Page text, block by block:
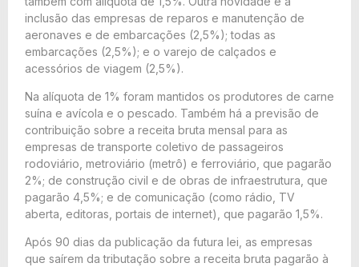
inclusão das empresas de reparos e manutenção de
aeronaves e de embarcações (2,5%); todas as
embarcações (2,5%); e o varejo de calçados e
acessórios de viagem (2,5%).
Na alíquota de 1% foram mantidos os produtores de carne
suína e avícola e o pescado. Também há a previsão de
contribuição sobre a receita bruta mensal para as
empresas de transporte coletivo de passageiros
rodoviário, metroviário (metrô) e ferroviário, que pagarão
2%; de construção civil e de obras de infraestrutura, que
pagarão 4,5%; e de comunicação (como rádio, TV
aberta, editoras, portais de internet), que pagarão 1,5%.
Após 90 dias da publicação da futura lei, as empresas
que saírem da tributação sobre a receita bruta pagarão à